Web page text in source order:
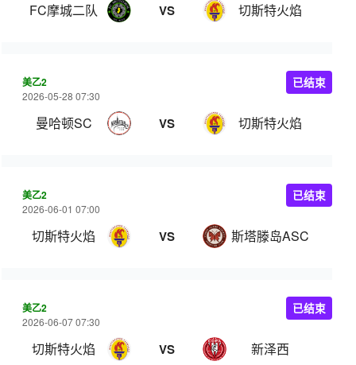
FC摩城二队 VS 切斯特火焰
美乙2
2026-05-28 07:30
曼哈顿SC VS 切斯特火焰
已结束
美乙2
2026-06-01 07:00
切斯特火焰 VS 斯塔滕岛ASC
已结束
美乙2
2026-06-07 07:30
切斯特火焰 VS 新泽西
已结束